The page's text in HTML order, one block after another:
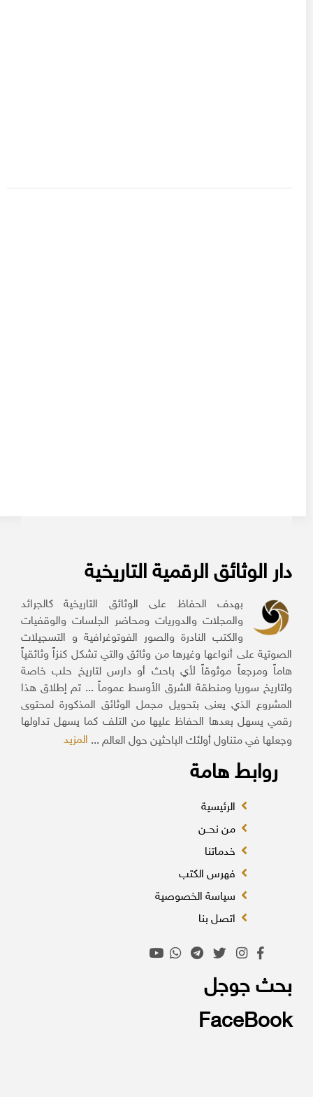
دار الوثائق الرقمية التاريخية
بهدف الحفاظ على الوثائق التاريخية كالجرائد
والمجلات والدوريات ومحاضر الجلسات والوقفيات
والكتب النادرة والصور الفوتوغرافية و التسجيلات
الصوتية على أنواعها وغيرها من وثائق والتي تشكل كنزاً وثائقياً
هاماً ومرجعاً موثوقاً لأي باحث أو دارس لتاريخ حلب خاصة
ولتاريخ سوريا ومنطقة الشرق الأوسط عموماً ... تم إطلاق هذا
المشروع الذي يعنى بتحويل مجمل الوثائق المذكورة لمحتوى
رقمي يسهل بعدها الحفاظ عليها من التلف كما يسهل تداولها
وجعلها في متناول أولئك الباحثين حول العالم ...المزيد
روابط هامة
الرئيسية
من نحــن
خدماتنا
فهرس الكتب
سياسة الخصوصية
اتصل بنا
بحث جوجل
FaceBook